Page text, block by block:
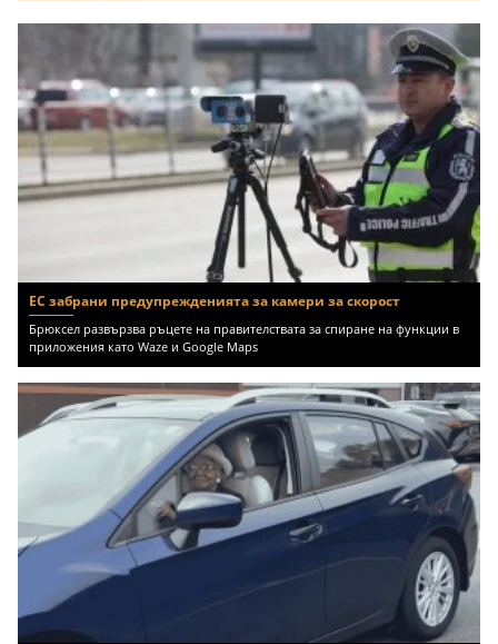
ЕС забрани предупрежденията за камери за скорост
Брюксел развързва ръцете на правителствата за спиране на функции в
приложения като Waze и Google Maps